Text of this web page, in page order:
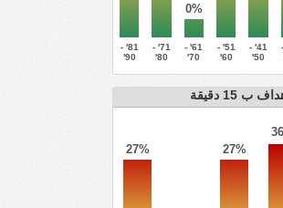
0%
81' -
90'
71' -
80'
61' -
70'
51' -
60'
41' -
50'
ب 15 دقيقة
27% 27%